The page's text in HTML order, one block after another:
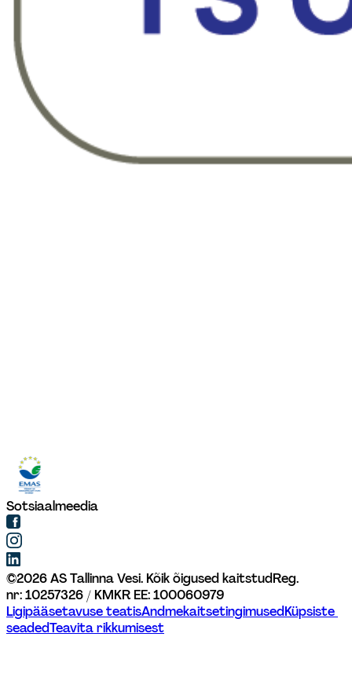
Sotsiaalmeedia
©2026AS Tallinna Vesi. Kõik õigused kaitstudReg.
nr: 10257326 / KMKR EE: 100060979
Ligipääsetavuse teatisAndmekaitsetingimusedKüpsiste
seadedTeavita rikkumisest